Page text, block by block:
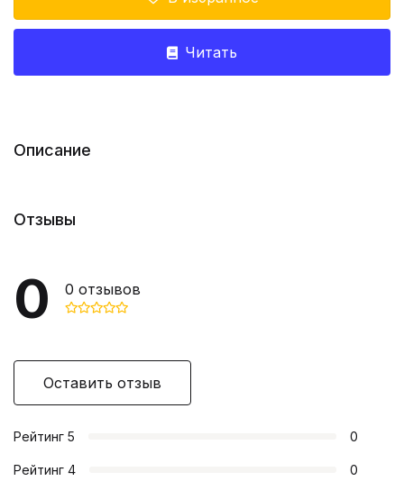
Читать
Описание
Отзывы
0 0 отзывов
Оставить отзыв
Рейтинг 5 0
Рейтинг 4 0